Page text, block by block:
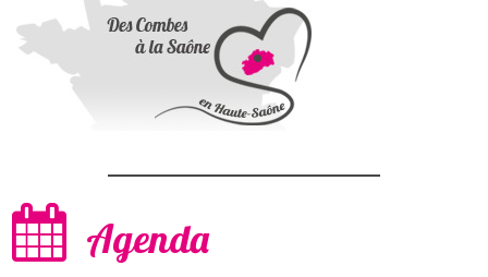
Agenda